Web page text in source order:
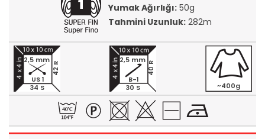
Yumak Ağırlığı:50g
Tahmini Uzunluk:282m
34 S
42 R
2,5 mm
US 1
30 S
40 R
2,5 mm
B-1
~400g